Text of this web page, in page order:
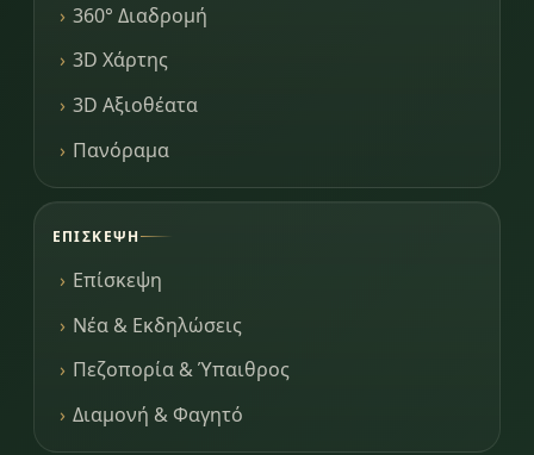
360° Διαδρομή
3D Χάρτης
3D Αξιοθέατα
Πανόραμα
ΕΠΊΣΚΕΨΗ
Επίσκεψη
Νέα & Εκδηλώσεις
Πεζοπορία & Ύπαιθρος
Διαμονή & Φαγητό